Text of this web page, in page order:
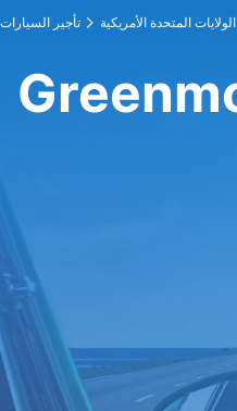
تأجير السيارات الولايات المتحدة الأمريكية